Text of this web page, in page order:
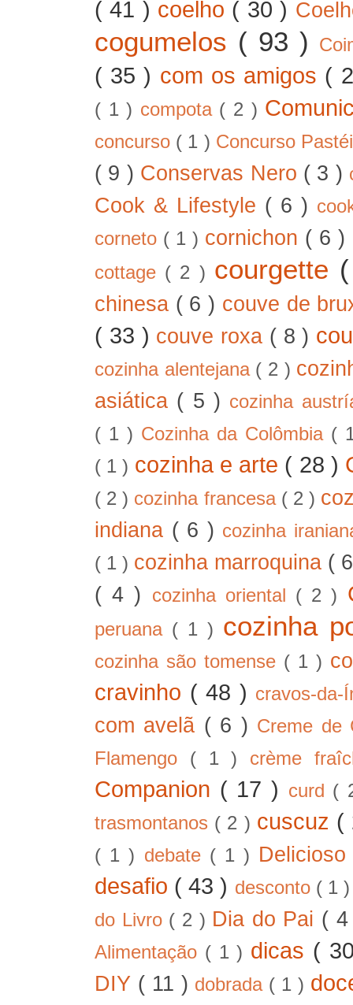
( 41 ) coelho ( 30 )
cogumelos ( 93 )
( 35 ) com os amigos (
( 1 ) compota ( 2 )
concurso ( 1 ) Concurso
( 9 ) Conservas Nero ( 3 )
Cook & Lifestyle ( 6 )
corneto ( 1 ) cornichon ( 6 )
cottage ( 2 ) courgette
chinesa ( 6 ) couve de
( 33 ) couve roxa ( 8 )
cozinha alentejana ( 2 )
asiática ( 5 ) cozinha
( 1 ) Cozinha da Colômbia (
( 1 ) cozinha e arte ( 28 )
( 2 ) cozinha francesa ( 2 )
indiana ( 6 ) cozinha
( 1 ) cozinha marroquina (
( 4 )
cozinha oriental ( 2 )
peruana ( 1 ) cozinha
cozinha são tomense ( 1 )
cravinho ( 48 ) cravos-
com avelã ( 6 ) Creme de
Flamengo ( 1 ) crème
Companion ( 17 ) curd (
trasmontanos ( 2 ) cuscuz (
( 1 ) debate ( 1 )
desafio ( 43 ) desconto ( 1
do Livro ( 2 ) Dia do Pai (
Alimentação ( 1 ) dicas (
DIY ( 11 ) dobrada ( 1 )